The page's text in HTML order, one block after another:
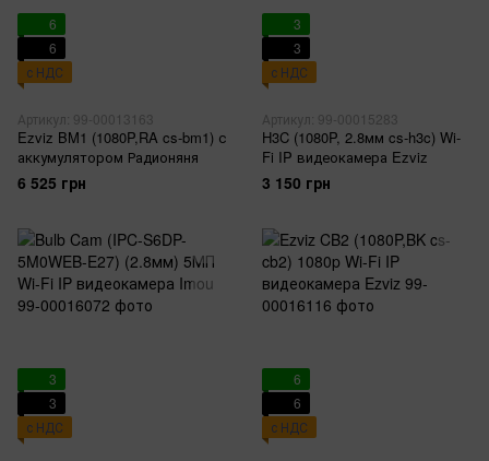
6
6
с НДС
Артикул: 99-00013163
Ezviz BM1 (1080P,RA cs-bm1) с
аккумулятором Радионяня
6 525 грн
3
3
с НДС
Артикул: 99-00015283
H3C (1080P, 2.8мм cs-h3c) Wi-
Fi IP видеокамера Ezviz
3 150 грн
3
3
с НДС
6
6
с НДС